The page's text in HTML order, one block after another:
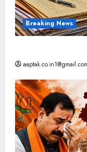
Breaking News